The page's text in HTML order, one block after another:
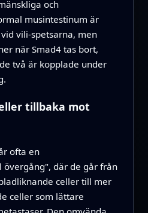
och
musintestinum är
vili‑spetsarna, men
när Smad4 tas bort,
två är kopplade under
tillbaka mot
ofta en
övergång", där de går från
celler till mer
celler som lättare